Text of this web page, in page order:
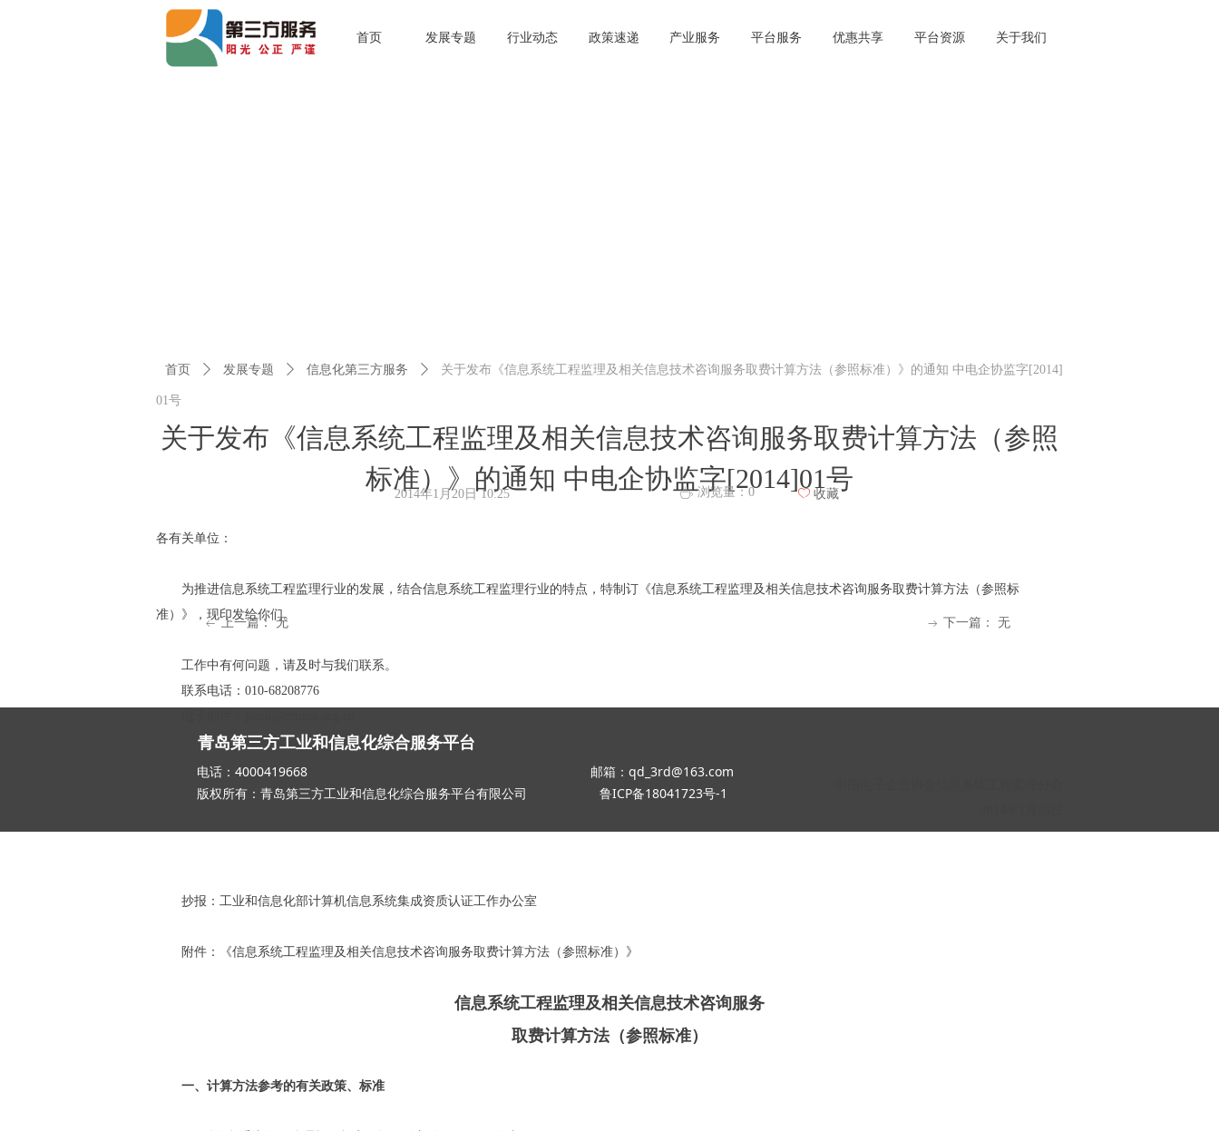
首页 发展专题 行业动态 政策速递 产业服务 平台服务 优惠共享 平台资源 关于我们
关于发布《信息系统工程监理及相关信息技术咨询服务取费计算方法（参照
标准）》的通知 中电企协监字[2014]01号
首页 ꄲ 发展专题 ꄲ 信息化第三方服务 ꄲ 关于发布《信息系统工程监理及相关信息技术咨询服务取费计算方法（参照标准）》的通知 中电企协监字[2014]
01号
各有关单位：
为推进信息系统工程监理行业的发展，结合信息系统工程监理行业的特点，特制订《信息系统工程监理及相关信息技术咨询服务取费计算方法（参照标
准）》，现印发给你们。
工作中有何问题，请及时与我们联系。
联系电话：010-68208776
抄报：工业和信息化部计算机信息系统集成资质认证工作办公室
附件：《信息系统工程监理及相关信息技术咨询服务取费计算方法（参照标准）》
信息系统工程监理及相关信息技术咨询服务
取费计算方法（参照标准）
一、计算方法参考的有关政策、标准
2014年1月20日 10:25 ꄘ 浏览量：0 ꄀ 收藏
ꂃ 上一篇： 无 ꁹ 下一篇： 无
青岛第三方工业和信息化综合服务平台
电话：4000419668 邮箱：qd_3rd@163.com
版权所有：青岛第三方工业和信息化综合服务平台有限公司
鲁ICP备18041723号-1